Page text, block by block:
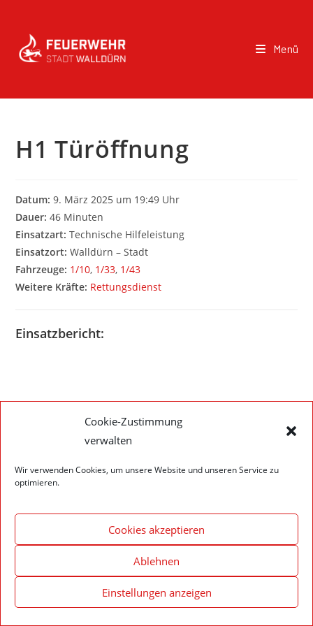
Cookie-Zustimmung
verwalten
Wir verwenden Cookies, um unsere Website und unseren Service zu
optimieren.
Cookies akzeptieren
Ablehnen
Einstellungen anzeigen
Menü
H1 Türöffnung
Datum: 9. März 2025 um 19:49 Uhr
Dauer: 46 Minuten
Einsatzart: Technische Hilfeleistung
Einsatzort: Walldürn – Stadt
Fahrzeuge: 1/10, 1/33, 1/43
Weitere Kräfte: Rettungsdienst
Einsatzbericht:
© 2020 Feuerwehr Walldürn